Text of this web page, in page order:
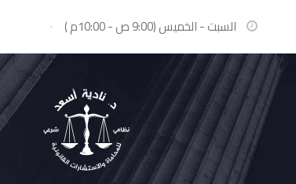
السبت - الخميس (9:00 ص - 10:00م ) ·